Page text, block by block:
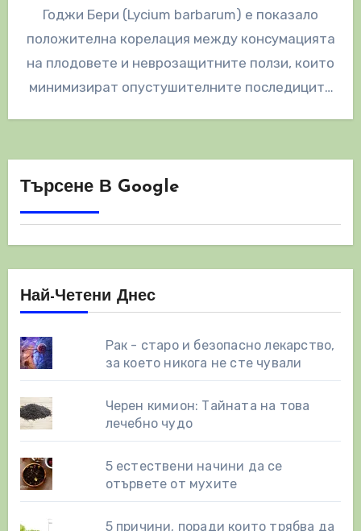
Годжи Бери (Lycium barbarum) е показало
положителна корелация между консумацията
на плодовете и неврозащитните ползи, които
минимизират опустушителните последиците
Търсене В Google
Най-Четени Днес
Рак - старо и безопасно лекарство,
за което никога не сте чували
Черен кимион: Тайната на това
лечебно чудо
5 естествени начини да се
отървете от мухите
5 причини, поради които трябва да